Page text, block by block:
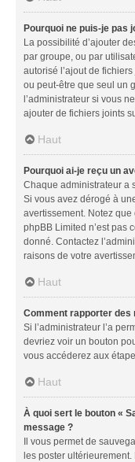
Pourquoi ne puis-je pas
La possibilité d’ajouter
par groupe, ou par
autorisé l’ajout de
ou peut-être que seul un
l’administrateur si vous
ajouter de fichiers joints
Haut
Pourquoi ai-je reçu un
Chaque administrateur a
Si vous avez dérogé à
avertissement. Notez que
phpBB Limited n’est pas
donné. Contactez
raisons de votre
Haut
Comment rapporter des
Si l’administrateur l’a
devriez voir un bouton
vous accéderez aux
Haut
À quoi sert le bouton «
message ?
Il vous permet de
les poster